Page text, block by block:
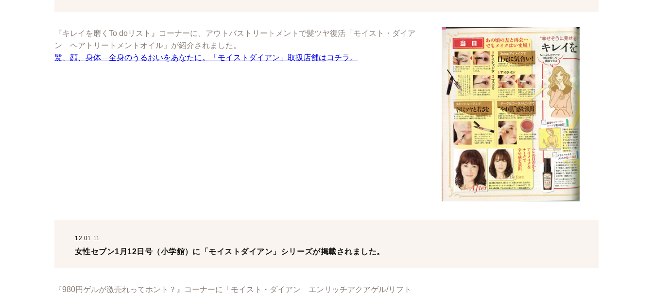
『キレイを磨くTo doリスト』コーナーに、アウトバストリートメントで髪ツヤ復活「モイスト・ダイア
ン ヘアトリートメントオイル」が紹介されました。
髪、顔、身体―全身のうるおいをあなたに。「モイストダイアン」取扱店舗はコチラ。
12.01.11
女性セブン1月12日号（小学館）に「モイストダイアン」シリーズが掲載されました。
『980円ゲルが激売れってホント？』コーナーに「モイスト・ダイアン エンリッチアクアゲル/リフト